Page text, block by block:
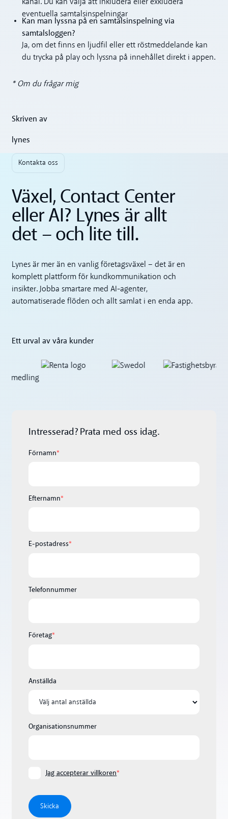
kanal. Du kan välja att inkludera eller exkludera
eventuella samtalsinspelningar
Kan man lyssna på en samtalsinspelning via
samtalsloggen?
Ja, om det finns en ljudfil eller ett röstmeddelande kan
du trycka på play och lyssna på innehållet direkt i appen.
* Om du frågar mig
Skriven av
lynes
Kontakta oss
Växel, Contact Center
eller AI? Lynes är allt
det – och lite till.
Lynes är mer än en vanlig företagsväxel – det är en
komplett plattform för kundkommunikation och
insikter. Jobba smartare med AI-agenter,
automatiserade flöden och allt samlat i en enda app.
Ett urval av våra kunder
Intresserad? Prata med oss idag.
Förnamn*
Efternamn*
E-postadress*
Telefonnummer
Företag*
Anställda
Organisationsnummer
Jag accepterar villkoren*